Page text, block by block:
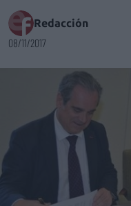
Redacción
08/11/2017